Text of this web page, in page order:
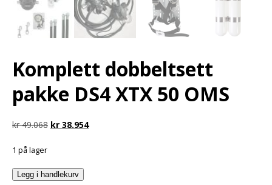
Komplett dobbeltsett
pakke DS4 XTX 50 OMS
kr49.068 kr 38.954
1 på lager
Legg i handlekurv